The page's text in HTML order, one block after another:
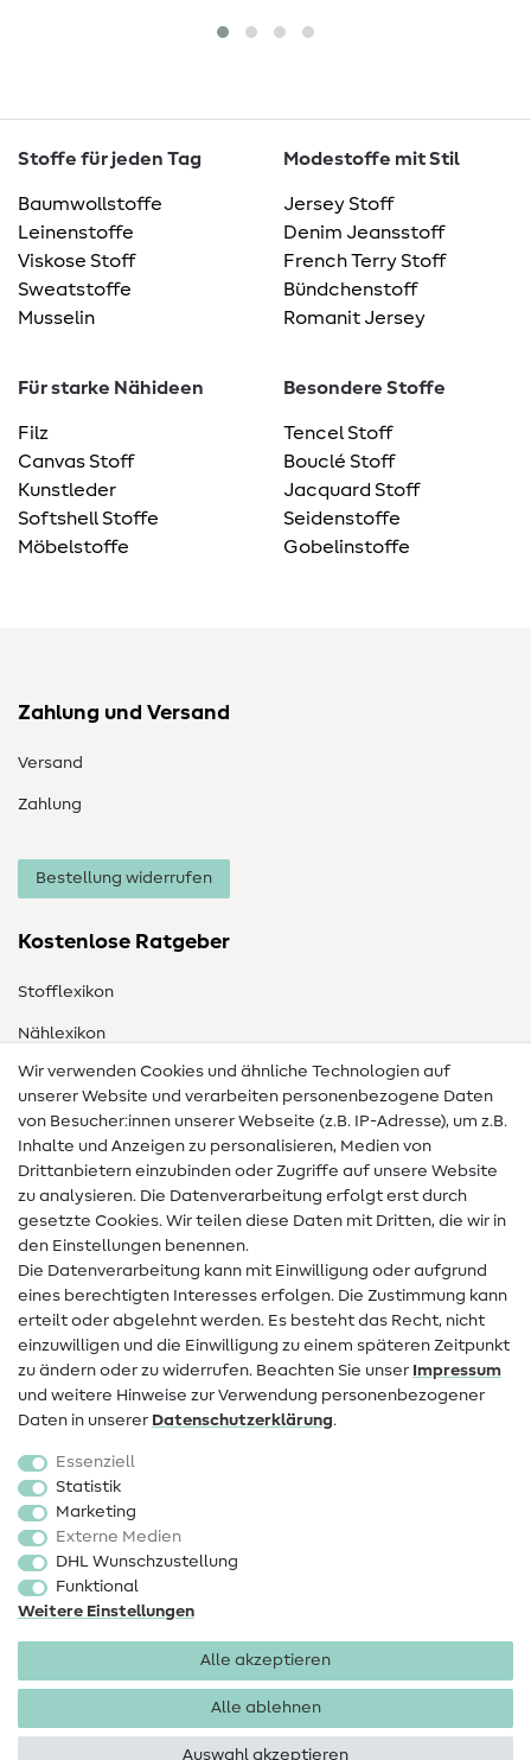
Stoffe für jeden Tag
Baumwollstoffe
Leinenstoffe
Viskose Stoff
Sweatstoffe
Musselin
Modestoffe mit Stil
Jersey Stoff
Denim Jeansstoff
French Terry Stoff
Bündchenstoff
Romanit Jersey
Für starke Nähideen
Filz
Canvas Stoff
Kunstleder
Softshell Stoffe
Möbelstoffe
Besondere Stoffe
Tencel Stoff
Bouclé Stoff
Jacquard Stoff
Seidenstoffe
Gobelinstoffe
Zahlung und Versand
Versand
Zahlung
Bestellung widerrufen
Kostenlose Ratgeber
Stofflexikon
Nählexikon
Nähanleitungen
Hilfe & Kontakt
Kontakt
Infos zum Betreiberwechsel
Widerrufsrecht
Beliebt
Stoffe
Sale
Schnittmuster
Wir verwenden Cookies und ähnliche Technologien auf
unserer Website und verarbeiten personenbezogene Daten
von Besucher:innen unserer Webseite (z.B. IP-Adresse), um z.B.
Inhalte und Anzeigen zu personalisieren, Medien von
Drittanbietern einzubinden oder Zugriffe auf unsere Website
zu analysieren. Die Datenverarbeitung erfolgt erst durch
gesetzte Cookies. Wir teilen diese Daten mit Dritten, die wir in
den Einstellungen benennen.
Die Datenverarbeitung kann mit Einwilligung oder aufgrund
eines berechtigten Interesses erfolgen. Die Zustimmung kann
erteilt oder abgelehnt werden. Es besteht das Recht, nicht
einzuwilligen und die Einwilligung zu einem späteren Zeitpunkt
zu ändern oder zu widerrufen. Beachten Sie unser Impressum
und weitere Hinweise zur Verwendung personenbezogener
Daten in unserer Daten­schutz­erklärung.
Essenziell
Statistik
Marketing
Externe Medien
DHL Wunschzustellung
Funktional
Weitere Einstellungen
Alle akzeptieren
Alle ablehnen
Auswahl akzeptieren
Impressum Datenschutz
AGB